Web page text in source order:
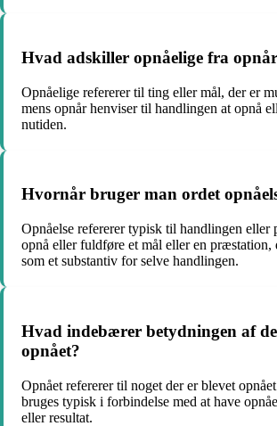
Hvad adskiller opnåelige fra
Opnåelige refererer til ting eller mål, der er
mens opnår henviser til handlingen at opnå
nutiden.
Hvornår bruger man ordet
Opnåelse refererer typisk til handlingen eller
opnå eller fuldføre et mål eller en præstation,
som et substantiv for selve handlingen.
Hvad indebærer betydningen af
opnået?
Opnået refererer til noget der er blevet
bruges typisk i forbindelse med at have
eller resultat.